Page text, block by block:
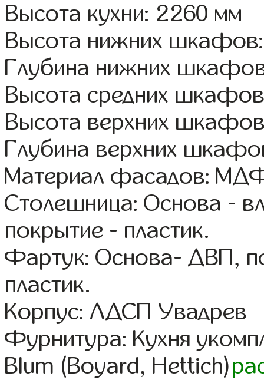
Высота кухни: 2260 мм
Высота нижних
Глубина нижних
Высота средних
Высота верхних
Глубина верхних
Материал фасадов:
Столешница: Основа -
покрытие - пластик.
Фартук: Основа- ДВП,
пластик.
Корпус: ЛДСП Увадрев
Фурнитура: Кухня
Blum (Boyard, Hettich)